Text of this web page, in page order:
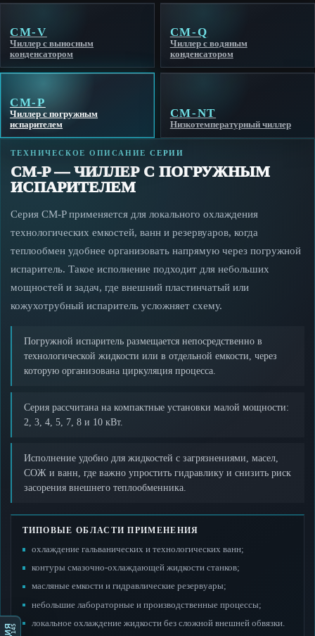
CM-V
Чиллер с выносным
конденсатором
CM-Q
Чиллер с водяным
конденсатором
CM-P
Чиллер с погружным
испарителем
CM-NT
Низкотемпературный чиллер
ТЕХНИЧЕСКОЕ ОПИСАНИЕ СЕРИИ
CM-P — ЧИЛЛЕР С ПОГРУЖНЫМ
ИСПАРИТЕЛЕМ
Серия CM-P применяется для локального охлаждения
технологических емкостей, ванн и резервуаров, когда
теплообмен удобнее организовать напрямую через погружной
испаритель. Такое исполнение подходит для небольших
мощностей и задач, где внешний пластинчатый или
кожухотрубный испаритель усложняет схему.
Погружной испаритель размещается непосредственно в
технологической жидкости или в отдельной емкости, через
которую организована циркуляция процесса.
Серия рассчитана на компактные установки малой мощности:
2, 3, 4, 5, 7, 8 и 10 кВт.
Исполнение удобно для жидкостей с загрязнениями, масел,
СОЖ и ванн, где важно упростить гидравлику и снизить риск
засорения внешнего теплообменника.
ТИПОВЫЕ ОБЛАСТИ ПРИМЕНЕНИЯ
охлаждение гальванических и технологических ванн;
контуры смазочно-охлаждающей жидкости станков;
масляные емкости и гидравлические резервуары;
небольшие лабораторные и производственные процессы;
локальное охлаждение жидкости без сложной внешней обвязки.
1 145